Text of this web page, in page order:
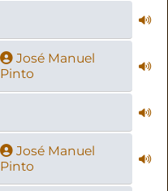
José Manuel
Pinto
José Manuel
Pinto